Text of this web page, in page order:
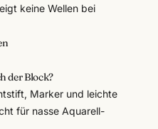
keine Wellen bei
der Block?
Marker und leichte
für nasse Aquarell-